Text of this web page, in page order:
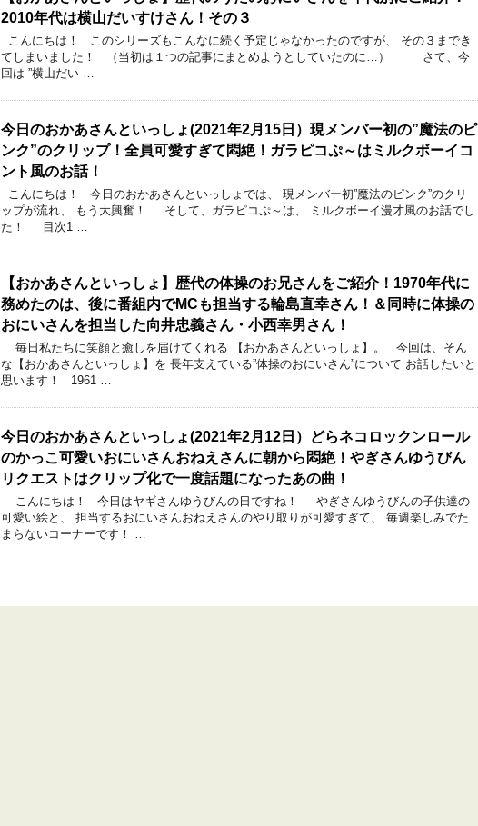
2010年代は横山だいすけさん！その３
こんにちは！ このシリーズもこんなに続く予定じゃなかったのですが、 その３までき
てしまいました！ （当初は１つの記事にまとめようとしていたのに…） さて、今
回は ”横山だい …
今日のおかあさんといっしょ(2021年2月15日）現メンバー初の”魔法のピ
ンク”のクリップ！全員可愛すぎて悶絶！ガラピコぷ～はミルクボーイコ
ント風のお話！
こんにちは！ 今日のおかあさんといっしょでは、 現メンバー初”魔法のピンク”のクリ
ップが流れ、 もう大興奮！ そして、ガラピコぷ～は、 ミルクボーイ漫才風のお話でし
た！ 目次1 …
【おかあさんといっしょ】歴代の体操のお兄さんをご紹介！1970年代に
務めたのは、後に番組内でMCも担当する輪島直幸さん！＆同時に体操の
おにいさんを担当した向井忠義さん・小西幸男さん！
毎日私たちに笑顔と癒しを届けてくれる 【おかあさんといっしょ】。 今回は、そん
な【おかあさんといっしょ】を 長年支えている”体操のおにいさん”について お話したいと
思います！ 1961 …
今日のおかあさんといっしょ(2021年2月12日）どらネコロックンロール
のかっこ可愛いおにいさんおねえさんに朝から悶絶！やぎさんゆうびん
リクエストはクリップ化で一度話題になったあの曲！
こんにちは！ 今日はヤギさんゆうびんの日ですね！ やぎさんゆうびんの子供達の
可愛い絵と、 担当するおにいさんおねえさんのやり取りが可愛すぎて、 毎週楽しみでた
まらないコーナーです！ …